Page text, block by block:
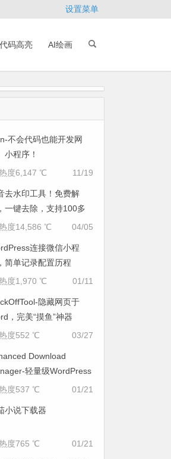
设置菜单
代码高亮 AI绘画
不会代码也能开发网
小程序！
11/19
度6,147 ℃
去水印工具！免费解
一键去除，支持100多
台！
04/05
度14,586 ℃
连接微信小程
简单记录配置历程
01/11
度1,970 ℃
隐藏网页于
，完美“摸鱼”神器
03/27
度552 ℃
Download
轻量级WordPress
管理插件
01/21
度537 ℃
小说下载器
01/21
度765 ℃